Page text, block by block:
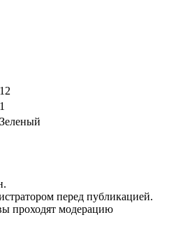
12
1
Зеленый
перед публикацией.
проходят модерацию